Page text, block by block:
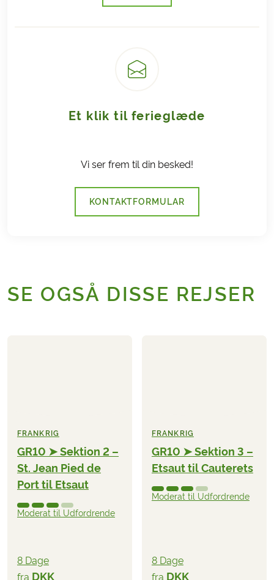
Et klik til ferieglæde
Vi ser frem til din besked!
KONTAKTFORMULAR
SE OGSÅ DISSE REJSER
FRANKRIG
GR10 ➤ Sektion 2 –
St. Jean Pied de
Port til Etsaut
Moderat til Udfordrende
8 Dage
fra DKK
FRANKRIG
GR10 ➤ Sektion 3 –
Etsaut til Cauterets
Moderat til Udfordrende
8 Dage
fra DKK